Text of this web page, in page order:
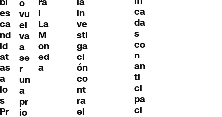
es
ca
nd
id
at
as
a
lo
s
Pr
o
vu
el
va
a
se
r
un
a
pr
io
l
La
M
on
ed
a
in
ve
sti
ga
ci
ón
co
nt
ra
el
ca
da
s
co
n
an
ti
ci
pa
ci